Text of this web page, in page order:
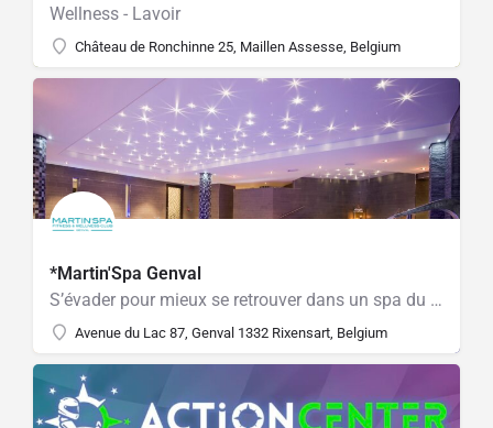
Wellness - Lavoir
Château de Ronchinne 25, Maillen Assesse, Belgium
*Martin'Spa Genval
S’évader pour mieux se retrouver dans un spa du Brabant wallon
Avenue du Lac 87, Genval 1332 Rixensart, Belgium